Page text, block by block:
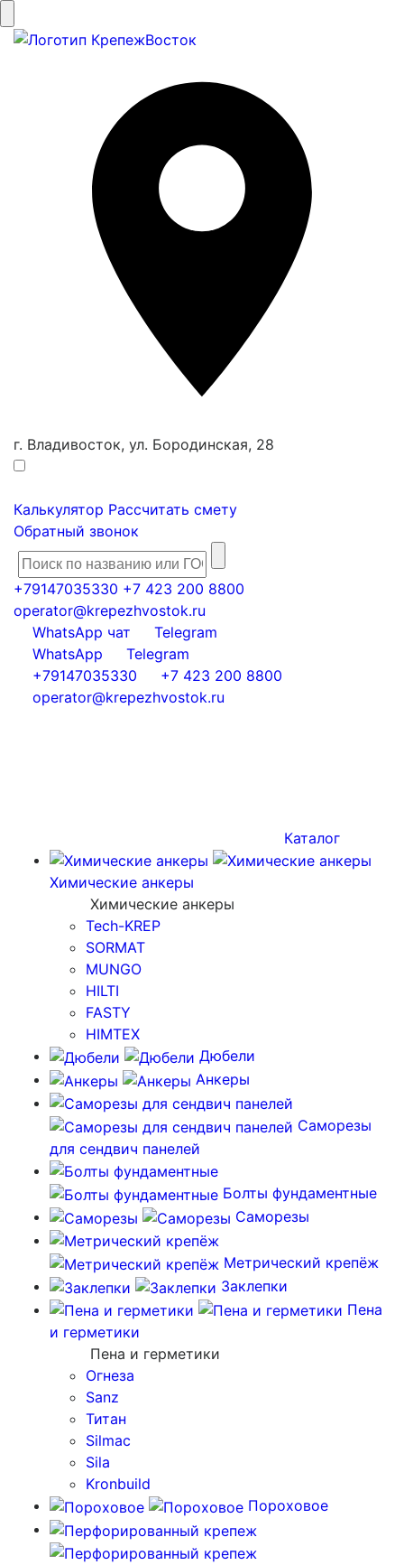
г. Владивосток, ул. Бородинская, 28
Калькулятор Рассчитать смету
Обратный звонок
+79147035330 +7 423 200 8800
operator@krepezhvostok.ru
WhatsApp чат
Telegram
WhatsApp
Telegram
+79147035330
+7 423 200 8800
operator@krepezhvostok.ru
Каталог
Химические анкеры
Химические анкеры
Tech-KREP
SORMAT
MUNGO
HILTI
FASTY
HIMTEX
Дюбели
Анкеры
Саморезы
для сендвич панелей
Болты фундаментные
Саморезы
Метрический крепёж
Заклепки
Пена
и герметики
Пена и герметики
Огнеза
Sanz
Титан
Silmac
Sila
Kronbuild
Пороховое